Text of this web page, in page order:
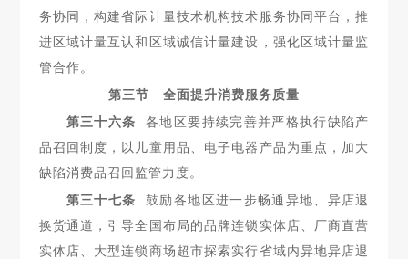
务协同，构建省际计量技术机构技术服务协同平台，推
进区域计量互认和区域诚信计量建设，强化区域计量监
管合作。
第三节 全面提升消费服务质量
第三十六条
各地区要持续完善并严格执行缺陷产
品召回制 度，以儿童用品、 电子电器产品为重点，加大
缺陷消费品召回监管 力度。
第三十七条
鼓励各地区进一步畅通异地、异店退
换货通道， 引导全国布局的品牌连锁实体店、厂商直营
实体店、大型连锁商场 超市探索实行省域内异地异店退